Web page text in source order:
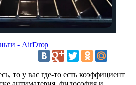
- AirDrop
то у вас где-то есть коэффициент
антиматерия, философия и